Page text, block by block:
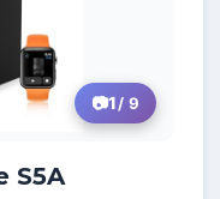
1/ 9
S5A